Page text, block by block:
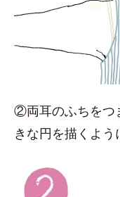
②両耳のふちをつ
きな円を描くよう